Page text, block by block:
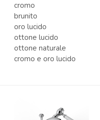
cromo
brunito
oro lucido
ottone lucido
ottone naturale
cromo e oro lucido